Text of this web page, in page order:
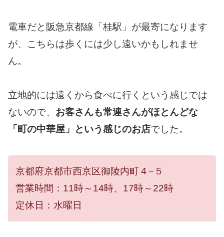
電車だと阪急京都線「桂駅」が最寄になります
が、こちらは歩くには少し遠いかもしれませ
ん。
立地的には遠くから食べに行くという感じでは
ないので、 お客さんも常連さんがほとんどな
「町の中華屋」という感じのお店でした。
京都府京都市西京区御陵内町４−５
営業時間：11時～14時、17時～22時
定休日：水曜日